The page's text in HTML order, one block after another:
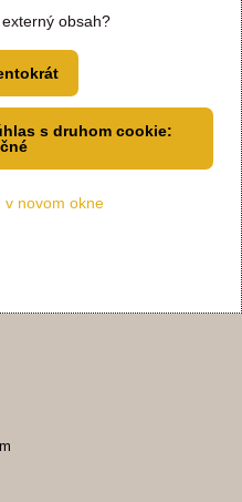
obsah?
s druhom cookie:
novom okne